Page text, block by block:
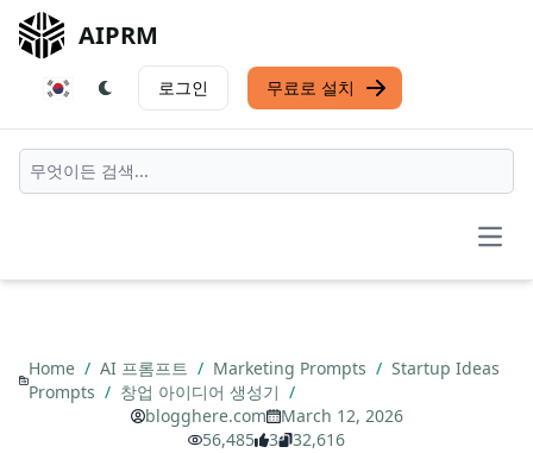
AIPRM
로그인 무료로 설치
Home / AI 프롬프트 / Marketing Prompts / Startup Ideas
Prompts / 창업 아이디어 생성기 /
blogghere.com
March 12, 2026
56,485
3 32,616